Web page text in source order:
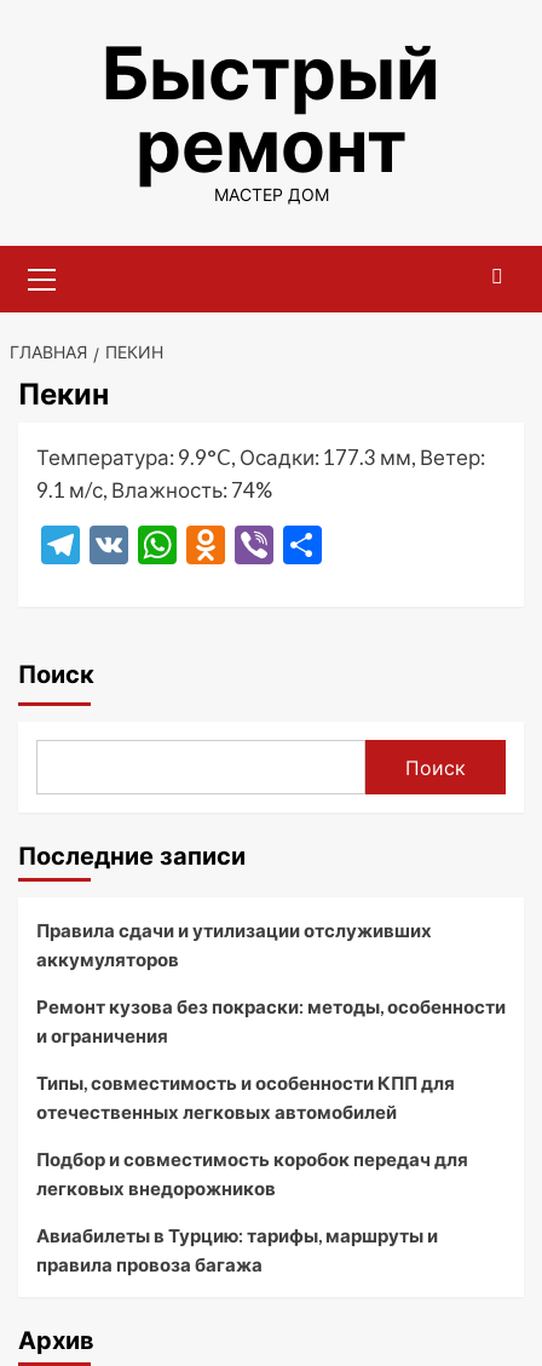
содержимомуБыстрый
ремонт
МАСТЕР ДОМ
меню
ГЛАВНАЯ ПЕКИН
Пекин
Температура: 9.9°C, Осадки: 177.3 мм, Ветер:
9.1 м/с, Влажность: 74%
Telegram
VK WhatsApp
Odnoklassniki
Viber
Поиск
Поиск
Последние записи
Правила сдачи и утилизации отслуживших
аккумуляторов
Ремонт кузова без покраски: методы, особенности
и ограничения
Типы, совместимость и особенности КПП для
отечественных легковых автомобилей
Подбор и совместимость коробок передач для
легковых внедорожников
Авиабилеты в Турцию: тарифы, маршруты и
правила провоза багажа
Архив